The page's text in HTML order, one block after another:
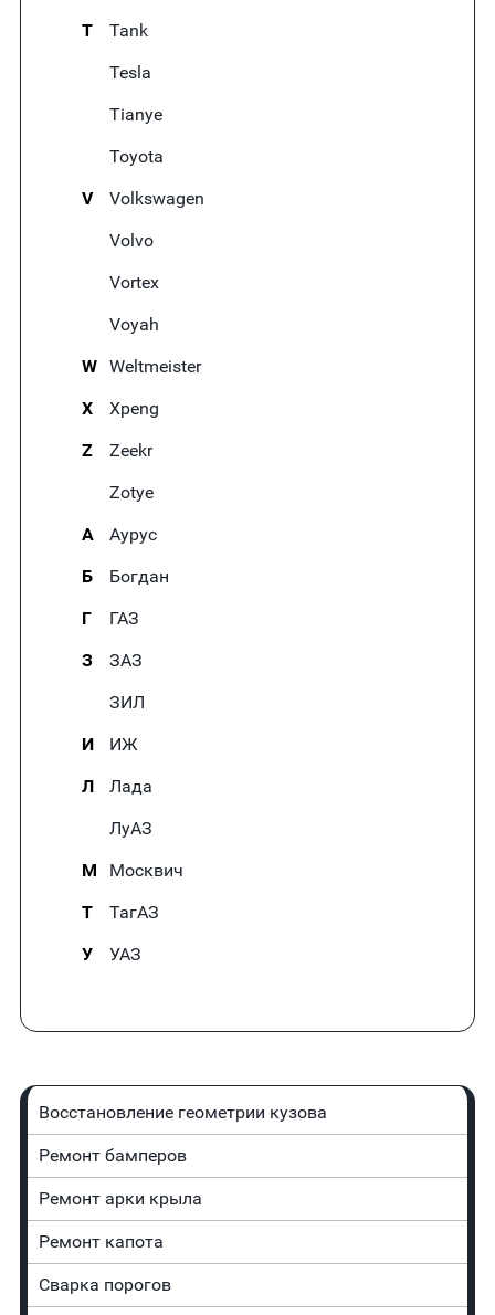
T
Tank
Tesla
Tianye
Toyota
V
Volkswagen
Volvo
Vortex
Voyah
W Weltmeister
X
Xpeng
Z
Zeekr
Zotye
А
Аурус
Б
Богдан
Г
ГАЗ
З
ЗАЗ
ЗИЛ
И
ИЖ
Л
Лада
ЛуАЗ
М
Москвич
Т
ТагАЗ
У
УАЗ
Восстановление геометрии кузова
Ремонт бамперов
Ремонт арки крыла
Ремонт капота
Сварка порогов